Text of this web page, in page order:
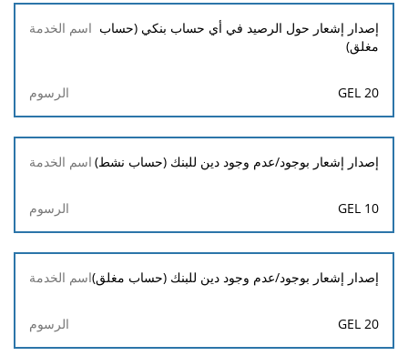
إصدار إشعار حول الرصيد في أي حساب بنكي (حساب
مغلق)
20 GEL
إصدار إشعار بوجود/عدم وجود دين للبنك (حساب نشط)
10 GEL
إصدار إشعار بوجود/عدم وجود دين للبنك (حساب مغلق)
20 GEL